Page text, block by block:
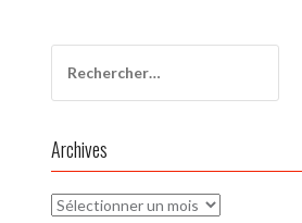
Archives
Archives